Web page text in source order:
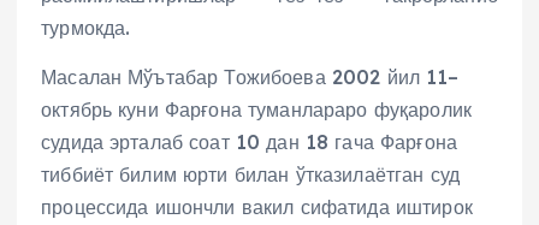
турмокда.
Масалан Мўътабар Тожибоева 2002 йил 11–
октябрь куни Фарғона туманлараро фуқаролик
судида эрталаб соат 10 дан 18 гача Фарғона
тиббиёт билим юрти билан ўтказилаётган суд
процессида ишончли вакил сифатида иштирок